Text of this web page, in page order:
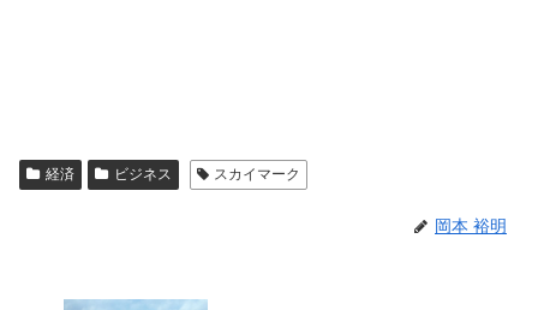
経済 ビジネス スカイマーク
岡本 裕明